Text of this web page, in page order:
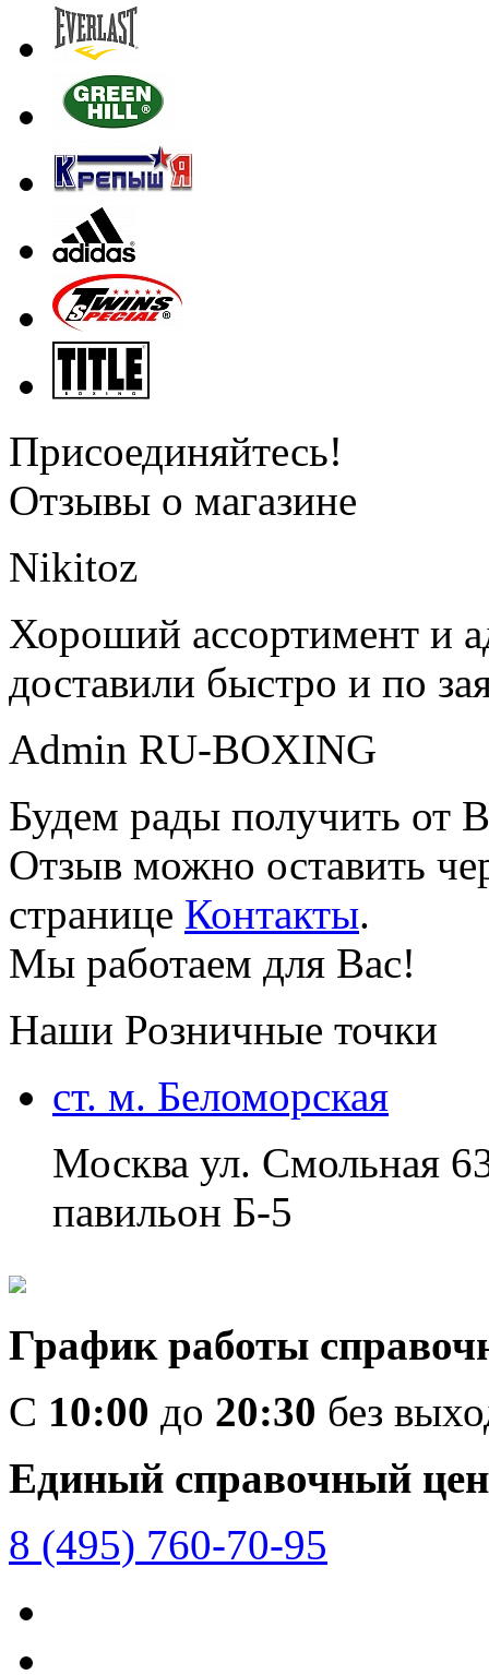
Присоединяйтесь!
Отзывы о магазине
Nikitoz
Хороший ассортимент и
доставили быстро и по
Admin RU-BOXING
Будем рады получить от
Отзыв можно оставить
странице Контакты.
Мы работаем для Вас!
Наши Розничные точки
ст. м. Беломорская
Москва ул. Смольная
павильон Б-5
График работы
C 10:00 до 20:30 без
Единый справочный
8 (495) 760-70-95